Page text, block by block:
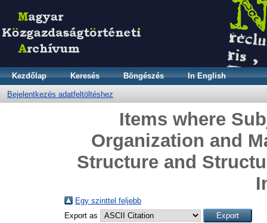
Kezdőlap Keresés Böngészés In English
Bejelentkezés adatfeltöltéshez
Items where
Organization and
Structure and
Egy szinttel feljebb
Export as